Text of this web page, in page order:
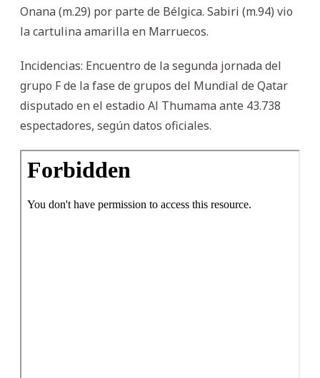
Onana (m.29) por parte de Bélgica. Sabiri (m.94) vio
la cartulina amarilla en Marruecos.
Incidencias: Encuentro de la segunda jornada del
grupo F de la fase de grupos del Mundial de Qatar
disputado en el estadio Al Thumama ante 43.738
espectadores, según datos oficiales.